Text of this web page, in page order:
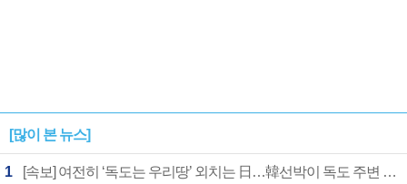
[많이 본 뉴스]
1 [속보] 여전히 ‘독도는 우리땅’ 외치는 日…韓선박이 독도 주변 해양조사 활동하자 반발